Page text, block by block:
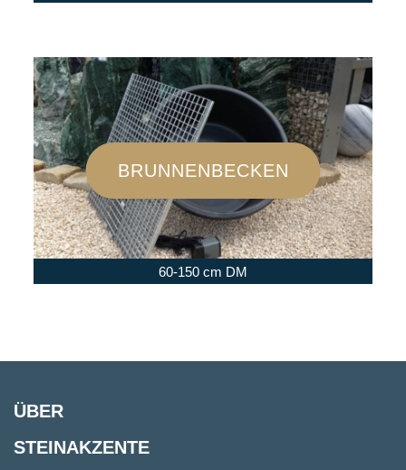
BRUNNENBECKEN
60-150 cm DM
ÜBER
STEINAKZENTE